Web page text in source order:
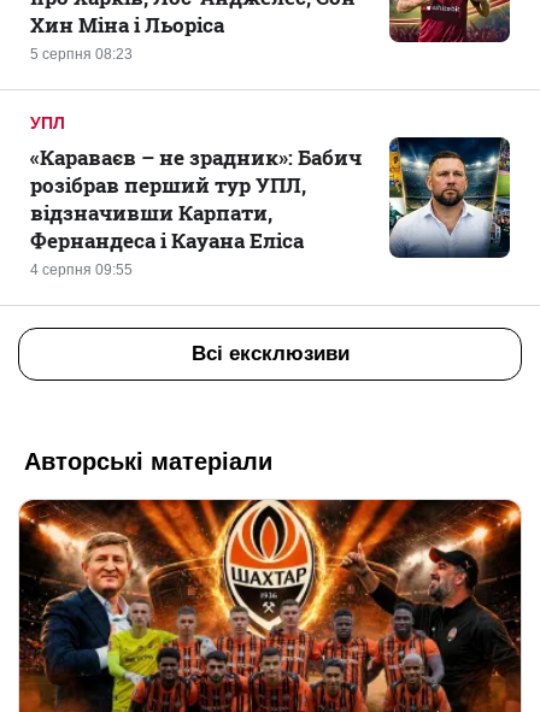
5 серпня 08:23
Хин Міна і Льоріса
УПЛ
4 серпня 09:55
«Караваєв – не зрадник»: Бабич
розібрав перший тур УПЛ,
відзначивши Карпати,
Фернандеса і Кауана Еліса
Всі ексклюзиви
Авторські матеріали